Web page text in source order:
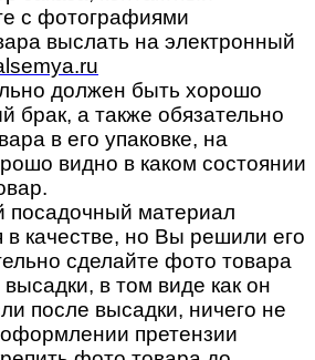
с фотографиями
выслать на электронный
должен быть хорошо
брак, а также обязательно
в его упаковке, на
видно в каком состоянии
посадочный материал
качестве, но Вы решили его
сделайте фото товара
высадки, в том виде как он
после высадки, ничего не
претензии